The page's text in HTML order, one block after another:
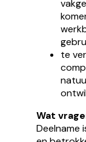
te
Wat
Deelname